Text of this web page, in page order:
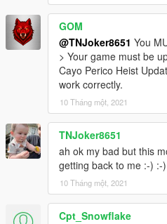
GOM
@TNJoker8651 You
> Your game must be
Cayo Perico Heist
work correctly.
10 Tháng một, 2021
TNJoker8651
ah ok my bad but this
getting back to me :-) :-)
10 Tháng một, 2021
Cpt_Snowflake